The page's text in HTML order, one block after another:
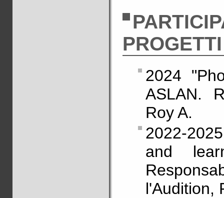
PROGETTI
2024
ASLAN.
Roy A.
2022-
and
l'Audition,